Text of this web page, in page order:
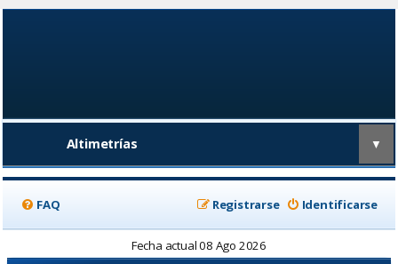
Altimetrías ▼
FAQ Identificarse
Registrarse
Fecha actual 08 Ago 2026